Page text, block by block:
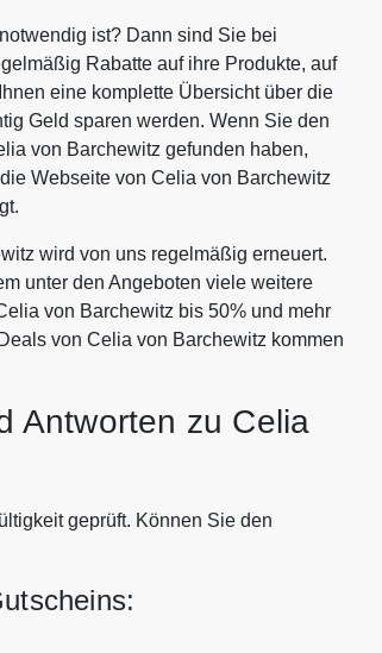
ist? Dann sind Sie bei
Rabatte auf ihre Produkte, auf
eine komplette Übersicht über die
Geld sparen werden. Wenn Sie den
von Barchewitz gefunden haben,
Webseite von Celia von Barchewitz
wird von uns regelmäßig erneuert.
unter den Angeboten viele weitere
von Barchewitz bis 50% und mehr
von Celia von Barchewitz kommen
Antworten zu Celia
geprüft. Können Sie den